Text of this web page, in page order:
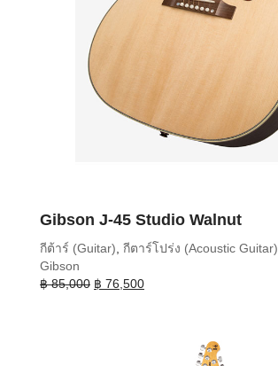
Gibson J-45 Studio Walnut
กีต้าร์ (Guitar), กีตาร์โปร่ง (Acoustic Guitar)
Gibson
฿85,000 Original
฿ 76,500Current